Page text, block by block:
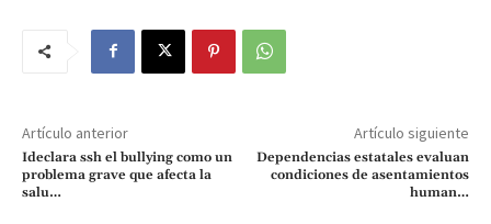
Artículo anterior
Ideclara ssh el bullying como un
problema grave que afecta la
salu…
Artículo siguiente
Dependencias estatales evaluan
condiciones de asentamientos
human…